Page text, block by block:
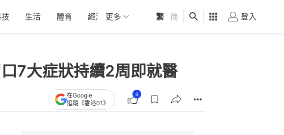
生活 體育 經濟 01深圳 觀點 健康 好食玩飛
更多 繁 简 登入
7大症狀持續2周即就醫
在Google
追蹤《香港01》
6